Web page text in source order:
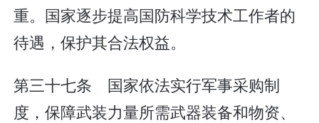
重。国家逐步提高国防科学技术工作者的
待遇，保护其合法权益。
第三十七条 国家依法实行军事采购制
度，保障武装力量所需武器装备和物资、